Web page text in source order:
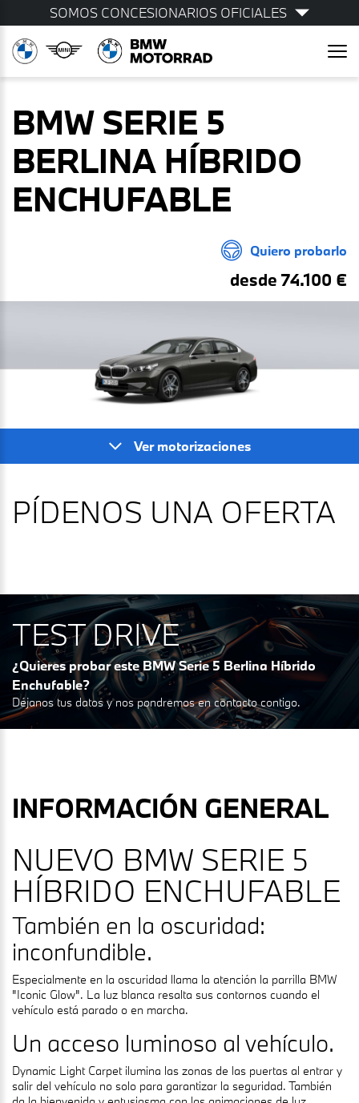
SOMOS CONCESIONARIOS OFICIALES
BMW SERIE 5
BERLINA HÍBRIDO
ENCHUFABLE
Quiero probarlo
desde 74.100 €
Ver motorizaciones
PÍDENOS UNA OFERTA
TEST DRIVE
¿Quieres probar este BMW Serie 5 Berlina Híbrido
Enchufable?
Déjanos tus datos y nos pondremos en contacto contigo.
INFORMACIÓN GENERAL
NUEVO BMW SERIE 5
HÍBRIDO ENCHUFABLE
También en la oscuridad:
inconfundible.
Especialmente en la oscuridad llama la atención la parrilla BMW
"Iconic Glow". La luz blanca resalta sus contornos cuando el
vehículo está parado o en marcha.
Un acceso luminoso al vehículo.
Dynamic Light Carpet ilumina las zonas de las puertas al entrar y
salir del vehículo no solo para garantizar la seguridad. También